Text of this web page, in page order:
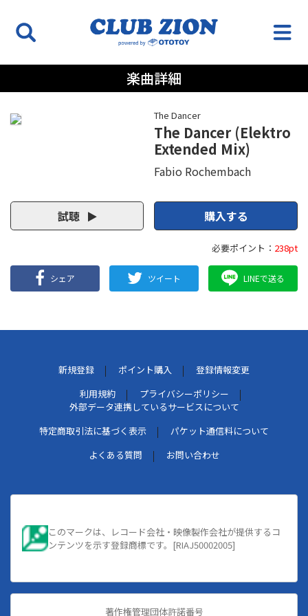
楽曲詳細
The Dancer
The Dancer (Elektro
Extended Mix)
Fabio Rochembach
試聴 購入する
必要ポイント： 238pt
シェア ツイート LINEで送る
新規登録 ポイント購入
登録情報変更
利用規約
プライバシーポリシー
外部データ連携しているサービスについて
特定商取引法に基づく表示
パケット通信料について
よくある質問
お問い合わせ
このマークは、レコード会社・映像製作会社が提供するコ
ンテンツを示す登録商標です。[RIAJ50002005]
著作権管理団体許諾番号